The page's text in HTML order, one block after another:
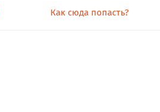
Как сюда попасть?